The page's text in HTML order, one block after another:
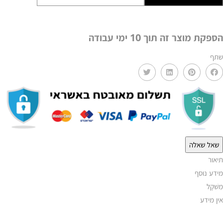
מלכותיBRL
הספקת מוצר זה תוך 10 ימי עבודה
שתף
שאל שאלה
תיאור
מידע נוסף
מִשׁקָל
אין מידע